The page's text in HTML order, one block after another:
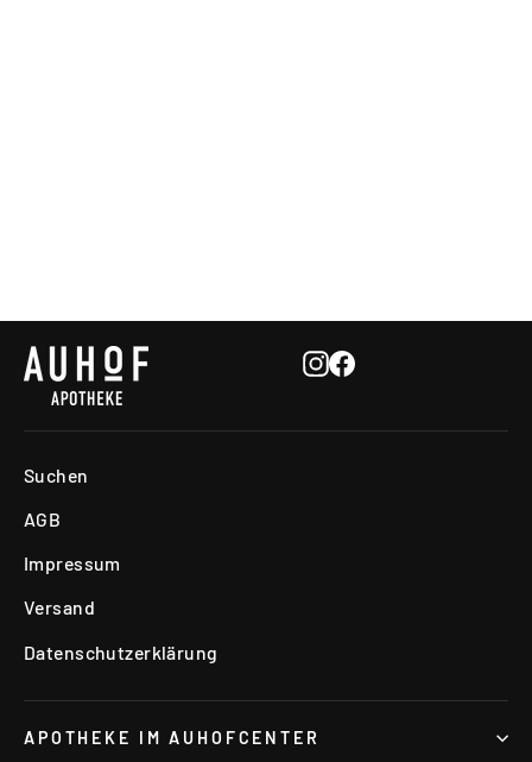
Instagram
Facebook
Suchen
AGB
Impressum
Versand
Datenschutzerklärung
APOTHEKE IM AUHOFCENTER